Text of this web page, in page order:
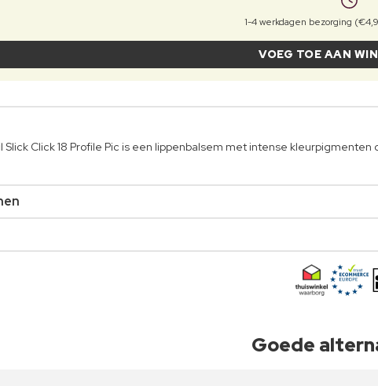
1-4 werkdagen bezorging
VOEG TOE AAN
Slick Click 18 Profile Pic is een lippenbalsem met intense
Goede